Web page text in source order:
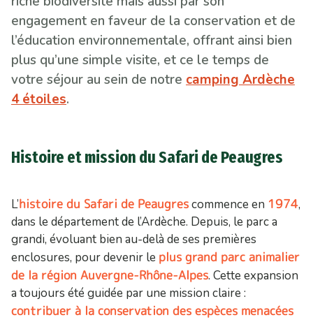
engagement en faveur de la conservation et de
l’éducation environnementale, offrant ainsi bien
plus qu’une simple visite, et ce le temps de
votre séjour au sein de notre camping Ardèche
4 étoiles.
Histoire et mission du Safari de Peaugres
L’histoire du Safari de Peaugrescommence en 1974,
dans le département de l’Ardèche. Depuis, le parc a
grandi, évoluant bien au-delà de ses premières
enclosures, pour devenir le plus grand parc animalier
de la région Auvergne-Rhône-Alpes. Cette expansion
a toujours été guidée par une mission claire :
contribuer à la conservation des espèces menacées